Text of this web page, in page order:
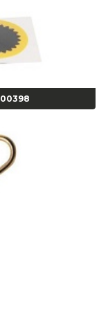
- Cod 02174
- Cod 00894
A21 - Cod 00895
J21 - Cod 00893
- Cod 02008
03113